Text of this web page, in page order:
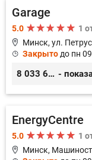
Garage
5.0
1
Минск, ул.
Закрытодо пн
8 033 626 05 68 -
EnergyCentre
5.0
1
Минск,